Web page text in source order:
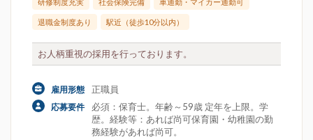
退職金制度あり 駅近（徒歩10分以内）
お人柄重視の採用を行っております。
雇用形態 正職員
応募要件
必須：保育士。年齢～59歳 定年を上限。学
歴。経験等：あれば尚可保育園・幼稚園の勤
務経験があれば尚可。